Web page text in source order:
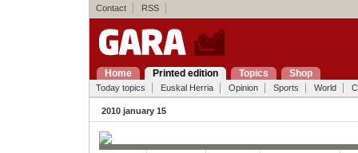
Contact RSS
Home Printed edition Topics Shop
Today topics Euskal Herria Opinion Sports World
2010 january 15